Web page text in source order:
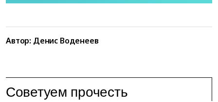
Автор: Денис Воденеев
Советуем прочесть